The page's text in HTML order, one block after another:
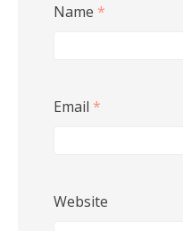
Name *
Email *
Website